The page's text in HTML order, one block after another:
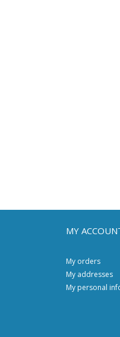
MY
My orders
My addresses
My personal